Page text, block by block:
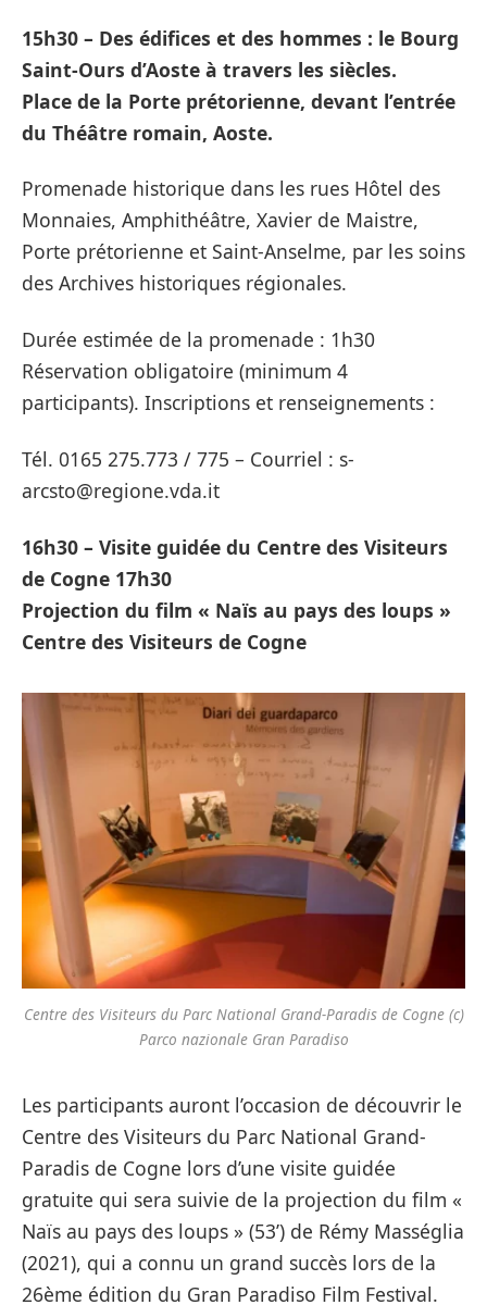
15h30 – Des édifices et des hommes : le Bourg
Saint-Ours d’Aoste à travers les siècles.
Place de la Porte prétorienne, devant l’entrée
du Théâtre romain, Aoste.
Promenade historique dans les rues Hôtel des
Monnaies, Amphithéâtre, Xavier de Maistre,
Porte prétorienne et Saint-Anselme, par les soins
des Archives historiques régionales.
Durée estimée de la promenade : 1h30
Réservation obligatoire (minimum 4
participants). Inscriptions et renseignements :
Tél. 0165 275.773 / 775 – Courriel : s-
arcsto@regione.vda.it
16h30 – Visite guidée du Centre des Visiteurs
de Cogne 17h30
Projection du film « Naïs au pays des loups »
Centre des Visiteurs de Cogne
Centre des Visiteurs du Parc National Grand-Paradis de Cogne (c)
Parco nazionale Gran Paradiso
Les participants auront l’occasion de découvrir le
Centre des Visiteurs du Parc National Grand-
Paradis de Cogne lors d’une visite guidée
gratuite qui sera suivie de la projection du film «
Naïs au pays des loups » (53’) de Rémy Masséglia
(2021), qui a connu un grand succès lors de la
26ème édition du Gran Paradiso Film Festival.